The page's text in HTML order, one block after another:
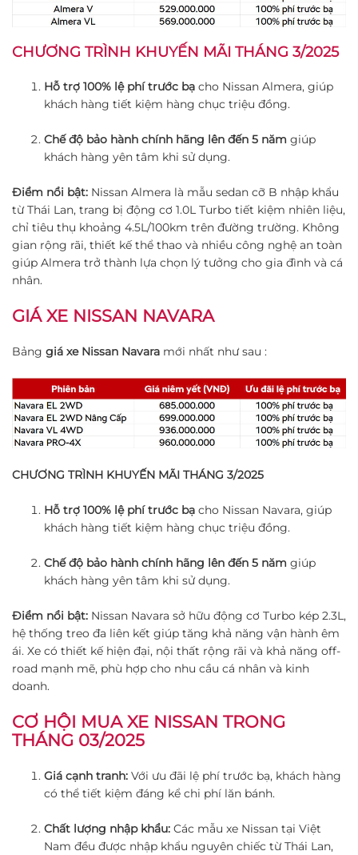
CHƯƠNG TRÌNH KHUYẾN MÃI THÁNG 3/2025
Hỗ trợ 100% lệ phí trước bạ cho Nissan Almera, giúp
khách hàng tiết kiệm hàng chục triệu đồng.
Chế độ bảo hành chính hãng lên đến 5 năm giúp
khách hàng yên tâm khi sử dụng.
Điểm nổi bật: Nissan Almera là mẫu sedan cỡ B nhập khẩu
từ Thái Lan, trang bị động cơ 1.0L Turbo tiết kiệm nhiên liệu,
chỉ tiêu thụ khoảng 4.5L/100km trên đường trường. Không
gian rộng rãi, thiết kế thể thao và nhiều công nghệ an toàn
giúp Almera trở thành lựa chọn lý tưởng cho gia đình và cá
nhân.
GIÁ XE NISSAN NAVARA
Bảng giá xe Nissan Navara mới nhất như sau :
CHƯƠNG TRÌNH KHUYẾN MÃI THÁNG 3/2025
Hỗ trợ 100% lệ phí trước bạ cho Nissan Navara, giúp
khách hàng tiết kiệm hàng chục triệu đồng.
Chế độ bảo hành chính hãng lên đến 5 năm giúp
khách hàng yên tâm khi sử dụng.
Điểm nổi bật: Nissan Navara sở hữu động cơ Turbo kép 2.3L,
hệ thống treo đa liên kết giúp tăng khả năng vận hành êm
ái. Xe có thiết kế hiện đại, nội thất rộng rãi và khả năng off-
road mạnh mẽ, phù hợp cho nhu cầu cá nhân và kinh
doanh.
CƠ HỘI MUA XE NISSAN TRONG
THÁNG 03/2025
Giá cạnh tranh: Với ưu đãi lệ phí trước bạ, khách hàng
có thể tiết kiệm đáng kể chi phí lăn bánh.
Chất lượng nhập khẩu: Các mẫu xe Nissan tại Việt
Nam đều được nhập khẩu nguyên chiếc từ Thái Lan,